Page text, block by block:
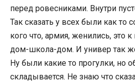
перед ровесниками. Внутри
Так сказать у всех были как то
кого что, армия, женились, это
дом-школа-дом. И универ так
Ну были какие то прогулки, но
складывается. Не знаю что